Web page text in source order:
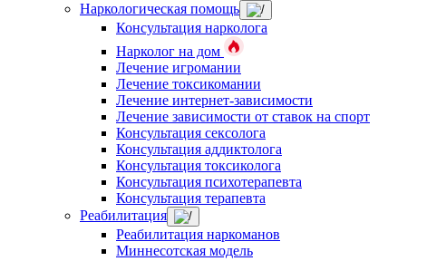
Наркологическая помощь
Консультация нарколога
Нарколог на дом
Лечение игромании
Лечение токсикомании
Лечение интернет-зависимости
Лечение зависимости от ставок на спорт
Консультация сексолога
Консультация аддиктолога
Консультация токсиколога
Консультация психотерапевта
Консультация терапевта
Реабилитация
Реабилитация наркоманов
Миннесотская модель